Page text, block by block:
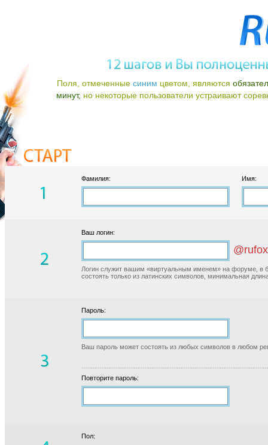
Поля, отмеченные синим цветом, являются
минут, но некоторые пользователи устраивают
Фамилия: Имя:
Ваш логин:
Логин служит вашим «виртуальным именем» на форуме, в
состоять только из латинских символов, минимальная
Пароль:
Ваш пароль может состоять из любых символов в любом
Повторите пароль:
Пол: